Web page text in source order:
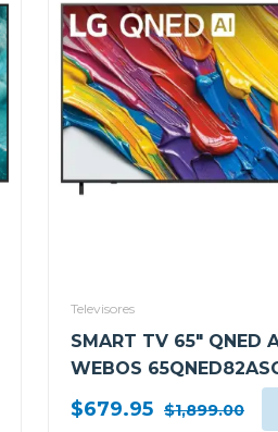
Televisores
SMART TV 65" QNED
WEBOS
$679.95 $1,899.00